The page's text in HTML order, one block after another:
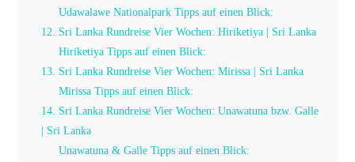
Udawalawe Nationalpark Tipps auf einen Blick:
12. Sri Lanka Rundreise Vier Wochen: Hiriketiya | Sri Lanka
Hiriketiya Tipps auf einen Blick:
13. Sri Lanka Rundreise Vier Wochen: Mirissa | Sri Lanka
Mirissa Tipps auf einen Blick:
14. Sri Lanka Rundreise Vier Wochen: Unawatuna bzw. Galle
| Sri Lanka
Unawatuna & Galle Tipps auf einen Blick: